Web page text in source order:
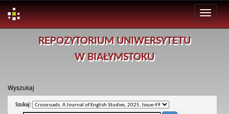
REPOZYTORIUM UNIWERSYTETU
W BIAŁYMSTOKU
Wyszukaj
Szukaj: